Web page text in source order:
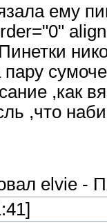
ему
,как
,что
elvie -